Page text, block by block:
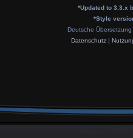
*Updated to 3.3.x
*Style
Deutsche Übersetzung
Datenschutz|